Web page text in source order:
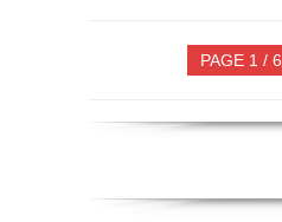
PAGE 1 / 6